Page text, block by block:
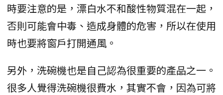
時要注意的是，漂白水不和酸性物質混在一起，
否則可能會中毒、造成身體的危害，所以在使用
時也要將窗戶打開通風。
另外，洗碗機也是自己認為很重要的產品之一。
很多人覺得洗碗機很費水，其實不會，因為可將